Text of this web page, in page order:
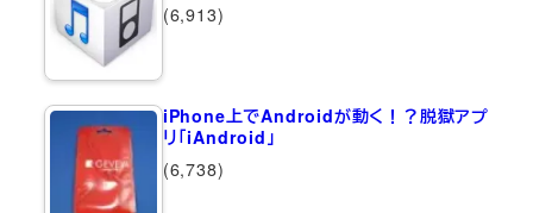
(6,913)
iPhone上でAndroidが動く！？脱獄アプ
リ「iAndroid」
(6,738)